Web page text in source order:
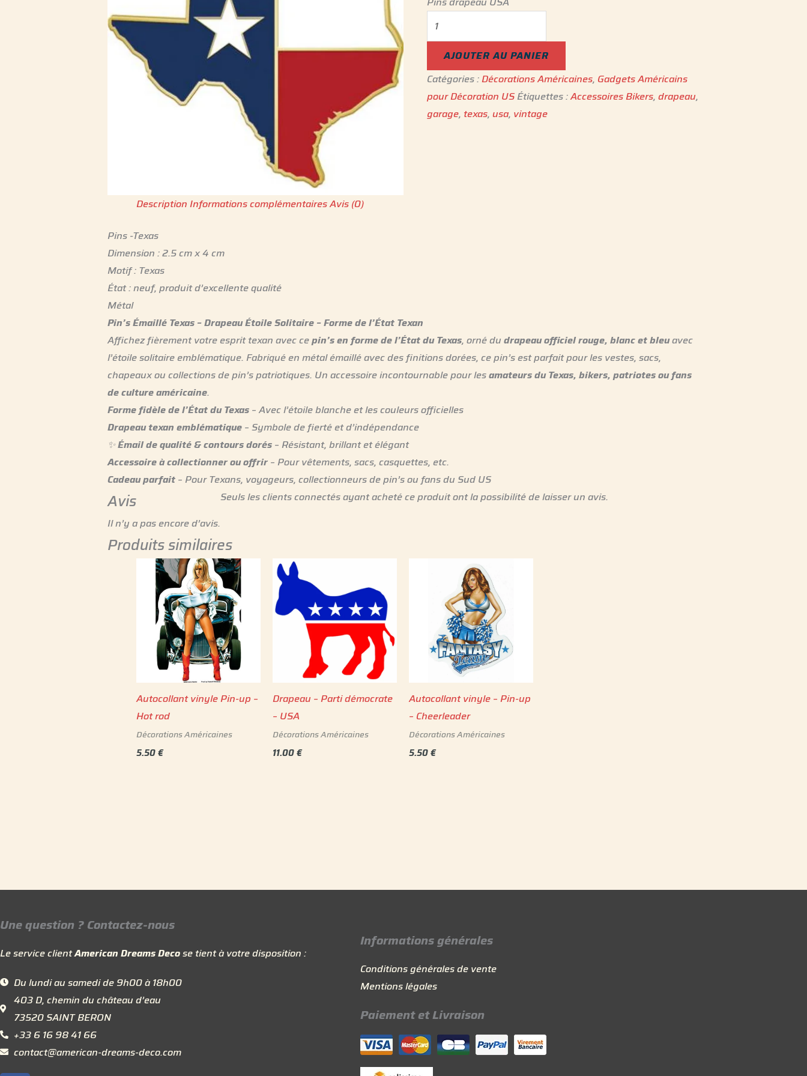
AJOUTER AU PANIER
Catégories :Décorations Américaines, Gadgets Américains
pour Décoration USÉtiquettes :Accessoires Bikers,drapeau,
garage, texas,usa, vintage
Description Informations complémentairesAvis (0)
Pins -Texas
Dimension : 2.5 cm x 4 cm
Motif : Texas
État : neuf, produit d’excellente qualité
Métal
Pin’s Émaillé Texas – Drapeau Étoile Solitaire – Forme de l’État Texan
Affichez fièrement votre esprit texan avec cepin’s en forme de l’État du Texas, orné du drapeau officiel rouge, blanc et bleuavec
l’étoile solitaire emblématique. Fabriqué en métal émaillé avec des finitions dorées, ce pin’s est parfait pour les vestes, sacs,
chapeaux ou collections de pin’s patriotiques. Un accessoire incontournable pour lesamateurs du Texas, bikers, patriotes ou fans
de culture américaine.
Forme fidèle de l’État du Texas– Avec l’étoile blanche et les couleurs officielles
Drapeau texan emblématique– Symbole de fierté et d’indépendance
✨Émail de qualité & contours dorés– Résistant, brillant et élégant
Accessoire à collectionner ou offrir– Pour vêtements, sacs, casquettes, etc.
Cadeau parfait– Pour Texans, voyageurs, collectionneurs de pin’s ou fans du Sud US
Avis
Il n’y a pas encore d’avis.
Seuls les clients connectés ayant acheté ce produit ont la possibilité de laisser un avis.
Produits similaires
Autocollant vinyle Pin-up –
Hot rod
Décorations Américaines
5.50€
Drapeau – Parti démocrate
– USA
Décorations Américaines
11.00€
Autocollant vinyle – Pin-up
– Cheerleader
Décorations Américaines
5.50€
Une question ? Contactez-nous
Le service clientAmerican Dreams Decose tient à votre disposition :
Du lundi au samedi de 9h00 à 18h00
403 D, chemin du château d’eau
73520 SAINT BERON
+33 6 16 98 41 66
contact@american-dreams-deco.com
Informations générales
Conditions générales de vente
Mentions légales
Paiement et Livraison